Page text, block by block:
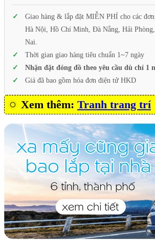
Giao hàng & lắp đặt MIỄN PHÍ cho các
Hà Nội, Hồ Chí Minh, Đà Nẵng, Hải
Nai.
Thời gian giao hàng tiêu chuẩn 1~7 ngày
Nhận đặt đóng đồ theo yêu cầu dù chỉ 1
Giá đã bao gồm hóa đơn điện tử HKD
Xem thêm: Tranh trang trí